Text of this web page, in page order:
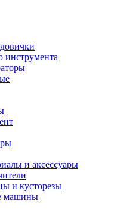
инструмента
и аксессуары
и кусторезы
машины